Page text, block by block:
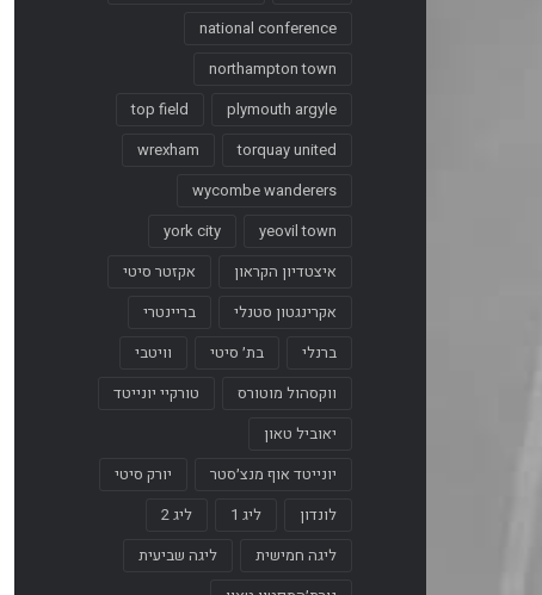
national conference
northampton town
plymouth argyle
top field
torquay united
wrexham
wycombe wanderers
yeovil town
york city
איצטדיון הקראון
אקזטר סיטי
אקרינגטון סטנלי
בריינטרי
ברנלי
בת׳ סיטי
וויטבי
ווקסהול מוטורס
טורקיי יונייטד
יאוביל טאון
יונייטד אוף מנצ׳סטר
יורק סיטי
לונדון
ליג 1
ליג 2
ליגה חמישית
ליגה שביעית